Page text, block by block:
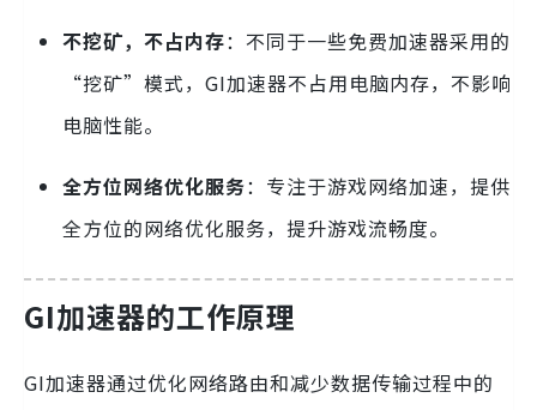
不挖矿，不占内存：不同于一些免费加速器采用的
“挖矿”模式，GI加速器不占用电脑内存，不影响
电脑性能。
全方位网络优化服务：专注于游戏网络加速，提供
全方位的网络优化服务，提升游戏流畅度。
GI加速器的工作原理
GI加速器通过优化网络路由和减少数据传输过程中的